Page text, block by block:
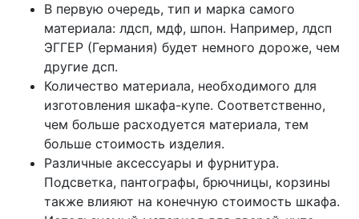
В первую очередь, тип и марка самого
материала: лдсп, мдф, шпон. Например, лдсп
ЭГГЕР (Германия) будет немного дороже, чем
другие дсп.
Количество материала, необходимого для
изготовления шкафа-купе. Соответственно,
чем больше расходуется материала, тем
больше стоимость изделия.
Различные аксессуары и фурнитура.
Подсветка, пантографы, брючницы, корзины
также влияют на конечную стоимость шкафа.